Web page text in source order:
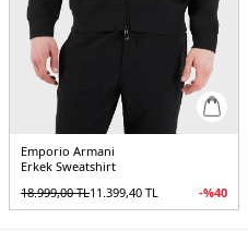
Emporio Armani
Erkek Sweatshirt
18.999,00TL11.399,40 TL -%40